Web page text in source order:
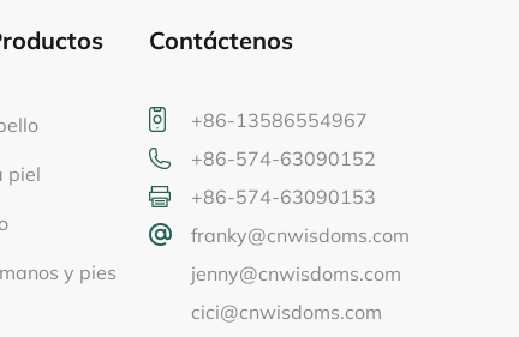
piel
y pies
Contáctenos
+86-13586554967
+86-574-63090152
+86-574-63090153
franky@cnwisdoms.com
jenny@cnwisdoms.com
cici@cnwisdoms.com